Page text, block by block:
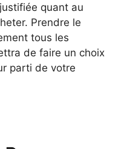
quant au
Prendre le
tous les
de faire un choix
parti de votre